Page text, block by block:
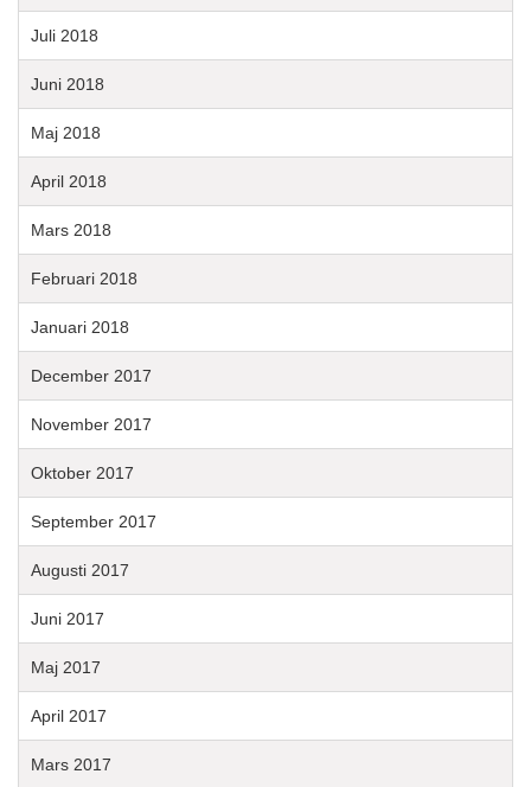
Juli 2018
Juni 2018
Maj 2018
April 2018
Mars 2018
Februari 2018
Januari 2018
December 2017
November 2017
Oktober 2017
September 2017
Augusti 2017
Juni 2017
Maj 2017
April 2017
Mars 2017